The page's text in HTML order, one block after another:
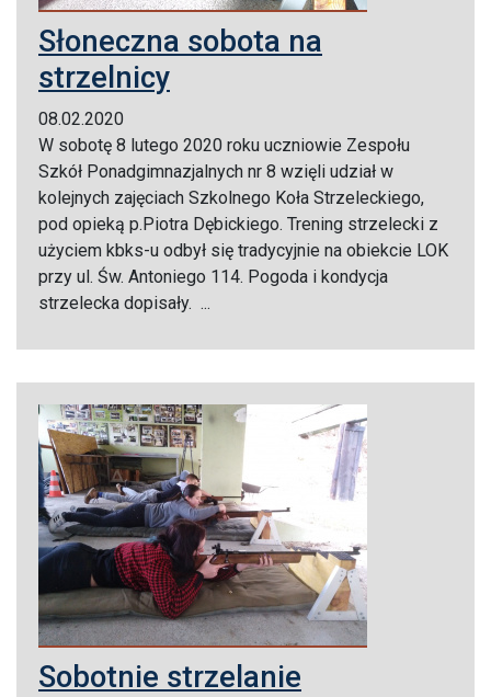
Słoneczna sobota na
strzelnicy
08.02.2020
W sobotę 8 lutego 2020 roku uczniowie Zespołu
Szkół Ponadgimnazjalnych nr 8 wzięli udział w
kolejnych zajęciach Szkolnego Koła Strzeleckiego,
pod opieką p.Piotra Dębickiego. Trening strzelecki z
użyciem kbks-u odbył się tradycyjnie na obiekcie LOK
przy ul. Św. Antoniego 114. Pogoda i kondycja
strzelecka dopisały. ...
Sobotnie strzelanie